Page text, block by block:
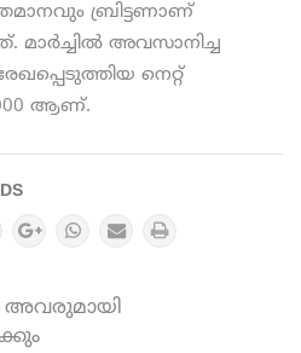
ബ്രിട്ടണാണ്
മാര്‍ച്ചില്‍ അവസാനിച്ച
നെറ്റ്
ആണ്.
അവരുമായി